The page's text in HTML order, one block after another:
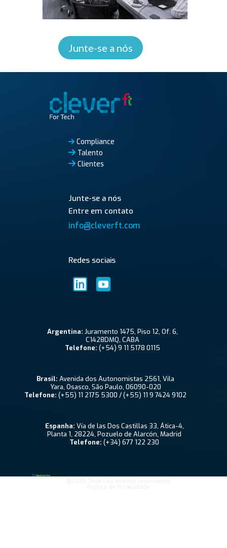
Junte-se a nós
Compliance
Talento
Clientes
Junte-se a nós
Entre em contato
info@cleverft.com
Redes sociais
Argentina: Juramento 1475, Piso 12, Of. 6,
C1428DMQ, CABA
Telefone: (+54) 9 11 5178 0115
Brasil: Avenida dos Autonomistas 2561, Vila
Yara, Osasco, São Paulo, 06090-020
Telefone: (+55) 11 2175 5300 / (+55) 11 9 7424 9102
Espanha: Vía de las Dos Castillas 33, Ática-4,
Planta 1, 28224, Pozuelo de Alarcón, Madrid
Telefone: (+34) 677 122 230